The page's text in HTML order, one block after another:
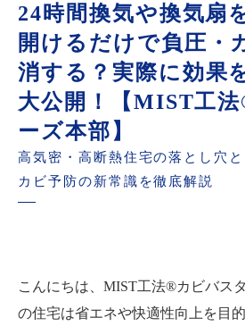
24時間換気や換気扇
開けるだけで負圧・
消する？実際に効果
大公開！【MIST工
ーズ本部】
高気密・高断熱住宅の落とし穴
カビ予防の新常識を徹底解説
こんにちは、MIST工法®カビバス
の住宅は省エネや快適性向上を目